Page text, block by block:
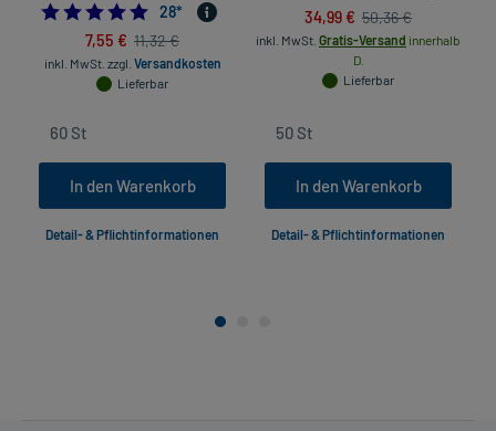
4.928571428571429
28*
7,55 € 11,32 €
inkl. MwSt. zzgl. Versandkosten
Lieferbar
In den Warenkorb
Detail- & Pflichtinformationen
34,99 € 50,36 €
inkl. MwSt. Gratis-Versand innerhalb
D.
Lieferbar
In den Warenkorb
Detail- & Pflichtinformationen